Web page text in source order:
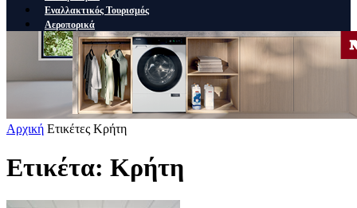
Εναλλακτικός Τουρισμός
Αεροπορικά
Αρχική Ετικέτες Κρήτη
Ετικέτα: Κρήτη